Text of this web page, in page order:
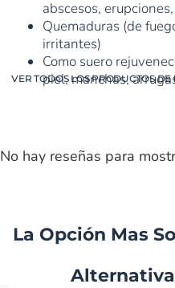
abscesos,
Quemaduras (de
irritantes)
Como suero
piel, manchas,
VER TODOS LOS PRODUCTOS DE
No hay reseñas para
La Opción Mas